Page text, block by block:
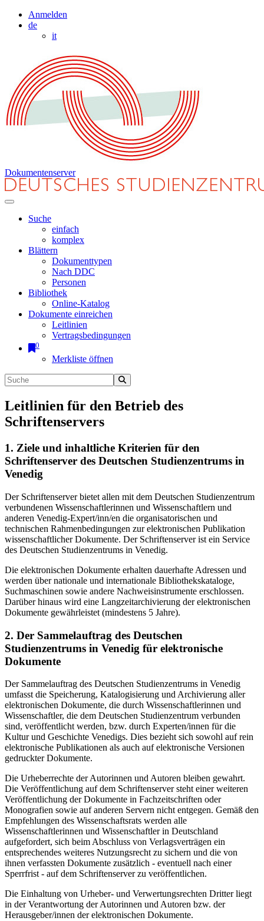
Anmelden
de
it
Dokumentenserver
Suche
einfach
komplex
Blättern
Dokumenttypen
Nach DDC
Personen
Bibliothek
Online-Katalog
Dokumente einreichen
Leitlinien
Vertragsbedingungen
0
Merkliste öffnen
Leitlinien für den Betrieb des
Schriftenservers
1. Ziele und inhaltliche Kriterien für den
Schriftenserver des Deutschen Studienzentrums in
Venedig
Der Schriftenserver bietet allen mit dem Deutschen Studienzentrum
verbundenen Wissenschaftlerinnen und Wissenschaftlern und
anderen Venedig-Expert/inn/en die organisatorischen und
technischen Rahmenbedingungen zur elektronischen Publikation
wissenschaftlicher Dokumente. Der Schriftenserver ist ein Service
des Deutschen Studienzentrums in Venedig.
Die elektronischen Dokumente erhalten dauerhafte Adressen und
werden über nationale und internationale Bibliothekskataloge,
Suchmaschinen sowie andere Nachweisinstrumente erschlossen.
Darüber hinaus wird eine Langzeitarchivierung der elektronischen
Dokumente gewährleistet (mindestens 5 Jahre).
2. Der Sammelauftrag des Deutschen
Studienzentrums in Venedig für elektronische
Dokumente
Der Sammelauftrag des Deutschen Studienzentrums in Venedig
umfasst die Speicherung, Katalogisierung und Archivierung aller
elektronischen Dokumente, die durch Wissenschaftlerinnen und
Wissenschaftler, die dem Deutschen Studienzentrum verbunden
sind, veröffentlicht werden, bzw. durch Experten/innen für die
Kultur und Geschichte Venedigs. Dies bezieht sich sowohl auf rein
elektronische Publikationen als auch auf elektronische Versionen
gedruckter Dokumente.
Die Urheberrechte der Autorinnen und Autoren bleiben gewahrt.
Die Veröffentlichung auf dem Schriftenserver steht einer weiteren
Veröffentlichung der Dokumente in Fachzeitschriften oder
Monografien sowie auf anderen Servern nicht entgegen. Gemäß den
Empfehlungen des Wissenschaftsrats werden alle
Wissenschaftlerinnen und Wissenschaftler in Deutschland
aufgefordert, sich beim Abschluss von Verlagsverträgen ein
entsprechendes weiteres Nutzungsrecht zu sichern und die von
ihnen verfassten Dokumente zusätzlich - eventuell nach einer
Sperrfrist - auf dem Schriftenserver zu veröffentlichen.
Die Einhaltung von Urheber- und Verwertungsrechten Dritter liegt
in der Verantwortung der Autorinnen und Autoren bzw. der
Herausgeber/innen der elektronischen Dokumente.